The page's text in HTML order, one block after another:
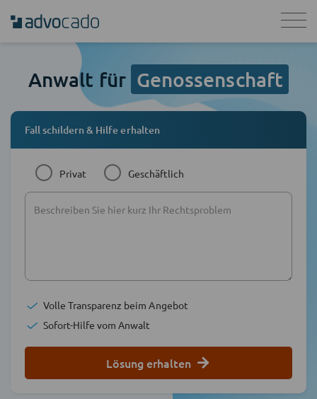
Anwalt für Genossenschaft
Fall schildern & Hilfe erhalten
Privat Geschäftlich
Volle Transparenz beim Angebot
Sofort-Hilfe vom Anwalt
Lösung erhalten